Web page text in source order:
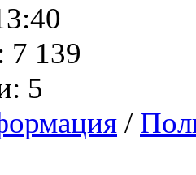
7 139
5
/